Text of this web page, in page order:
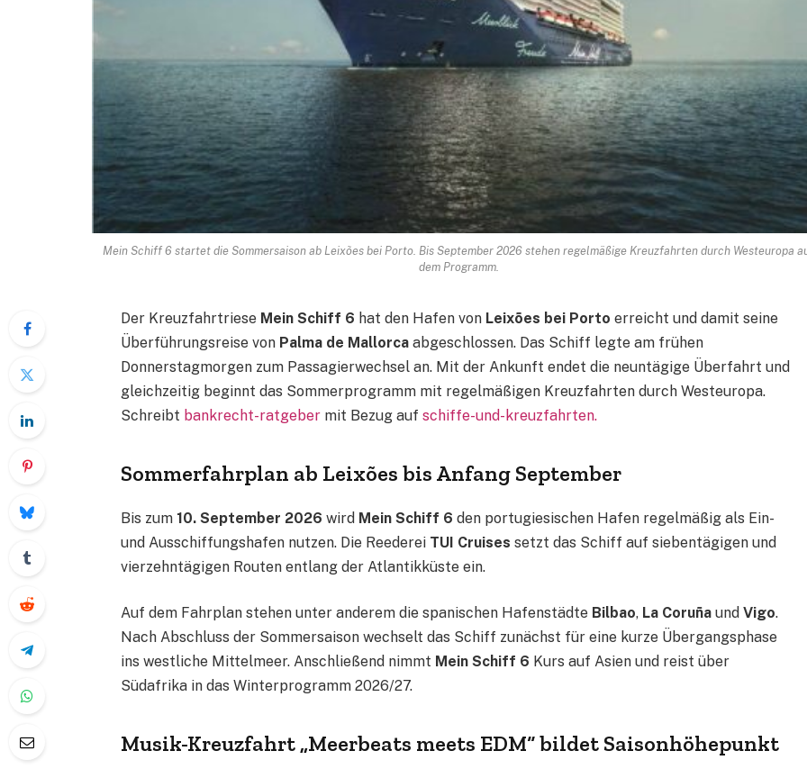
Mein Schiff 6 startet die Sommersaison ab Leixões bei Porto. Bis September 2026 stehen regelmäßige Kreuzfahrten durch Westeuropa
dem Programm.
Der Kreuzfahrtriese Mein Schiff 6 hat den Hafen von Leixões bei Porto erreicht und damit seine
Überführungsreise von Palma de Mallorca abgeschlossen. Das Schiff legte am frühen
Donnerstagmorgen zum Passagierwechsel an. Mit der Ankunft endet die neuntägige Überfahrt und
gleichzeitig beginnt das Sommerprogramm mit regelmäßigen Kreuzfahrten durch Westeuropa.
Schreibt bankrecht-ratgeber mit Bezug aufschiffe-und-kreuzfahrten.
Sommerfahrplan ab Leixões bis Anfang September
Bis zum 10. September 2026 wird Mein Schiff 6 den portugiesischen Hafen regelmäßig als Ein-
und Ausschiffungshafen nutzen. Die Reederei TUI Cruises setzt das Schiff auf siebentägigen und
vierzehntägigen Routen entlang der Atlantikküste ein.
Auf dem Fahrplan stehen unter anderem die spanischen Hafenstädte Bilbao, La Coruña undVigo.
Nach Abschluss der Sommersaison wechselt das Schiff zunächst für eine kurze Übergangsphase
ins westliche Mittelmeer. Anschließend nimmt Mein Schiff 6 Kurs auf Asien und reist über
Südafrika in das Winterprogramm 2026/27.
Musik-Kreuzfahrt „Meerbeats meets EDM“ bildet Saisonhöhepunkt